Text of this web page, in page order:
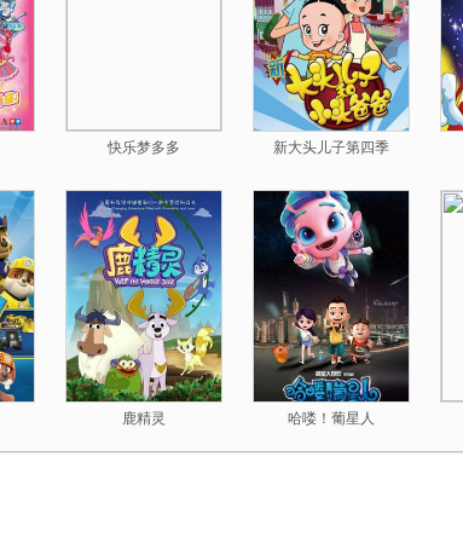
快乐梦多多 新大头儿子第四季
鹿精灵 哈喽！葡星人